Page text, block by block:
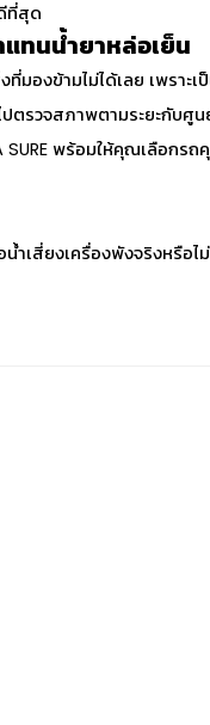
ที่สุด
ทนน้ำยาหล่อเย็น
ที่มองข้ามไม่ได้เลย เพรา
ตรวจสภาพตามระยะกับศู
SURE พร้อมให้คุณเลือกร
ำเสี่ยงเครื่องพังจริงหรือไม่